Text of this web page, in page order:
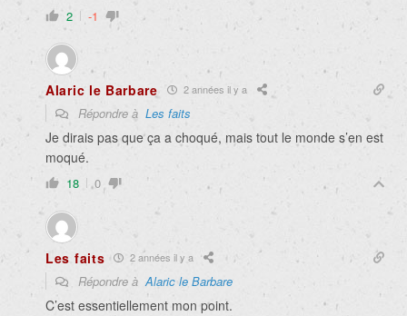
2 -1
Alaric le Barbare 2 années il y a
Répondre à Les faits
Je dirais pas que ça a choqué, mais tout le monde s’en est
moqué.
18 0
Les faits 2 années il y a
Répondre à Alaric le Barbare
C’est essentiellement mon point.